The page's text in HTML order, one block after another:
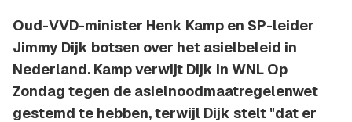
Oud-VVD-minister Henk Kamp en SP-leider
Jimmy Dijk botsen over het asielbeleid in
Nederland. Kamp verwijt Dijk in WNL Op
Zondag tegen de asielnoodmaatregelenwet
gestemd te hebben, terwijl Dijk stelt "dat er